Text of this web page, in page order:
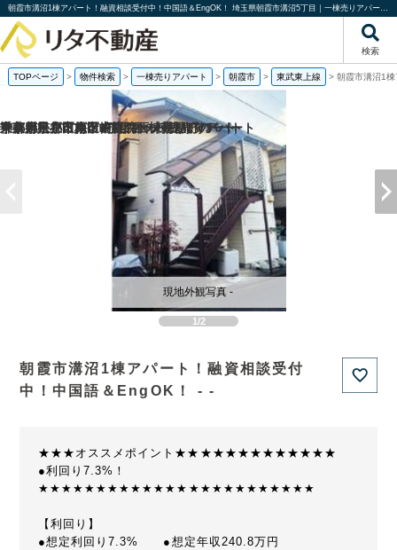
朝霞市溝沼1棟アパート！融資相談受付中！中国語＆EngOK！ 埼玉県朝霞市溝沼5丁目｜一棟売りアパート｜投資物件や収益物件｜株式会社リタ不動産
検索
TOPページ > 物件検索 > 一棟売りアパート > 朝霞市 > 東武東上線 > 朝霞市溝沼1
1/2
現地外観写真 -
朝霞市溝沼1棟アパート！融資相談受付
中！中国語＆EngOK！ - -
★★★オススメポイント★★★★★★★★★★★★★
●利回り7.3%！
★★★★★★★★★★★★★★★★★★★★★★★★
【利回り】
●想定利回り7.3% ●想定年収240.8万円
京都府京都市南区吉祥院西ノ茶屋町の
神奈川県小田原市中里の一棟売りアパート
千葉県松戸市八ケ崎1丁目の一棟売りアパート
東京都足立区梅田1丁目の一棟売りアパート